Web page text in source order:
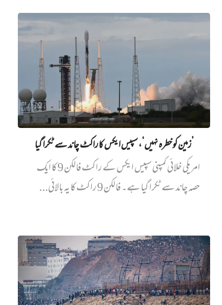
’زمین کو خطرہ نہیں‘، سپیس ایکس کا راکٹ چاند سے ٹکرا گیا
امریکی خلائی کمپنی سپیس ایکس کے راکٹ فالکن 9 کا ایک
حصہ چاند سے ٹکرا گیا ہے۔ فالکن 9 راکٹ کا یہ بالائی...